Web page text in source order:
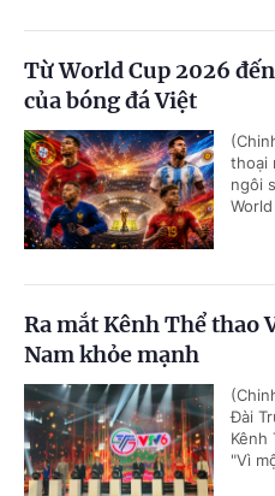
Từ World Cup 2026
của bóng đá Việt
thoại
ngôi
Ra mắt Kênh Thể thao
Nam khỏe mạnh
Đài
Kênh
"Vì